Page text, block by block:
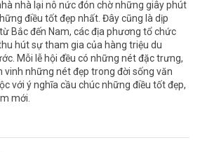
nhà lại nô nức đón chờ những giây phút
điều tốt đẹp nhất. Đây cũng là dịp
Bắc đến Nam, các địa phương tổ chức
hút sự tham gia của hàng triệu du
Mỗi lễ hội đều có những nét đặc trưng,
vinh những nét đẹp trong đời sống văn
với ý nghĩa cầu chúc những điều tốt đẹp,
mới.